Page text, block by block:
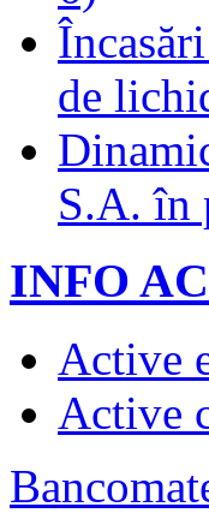
de
S.A. în
INFO
Active
Active